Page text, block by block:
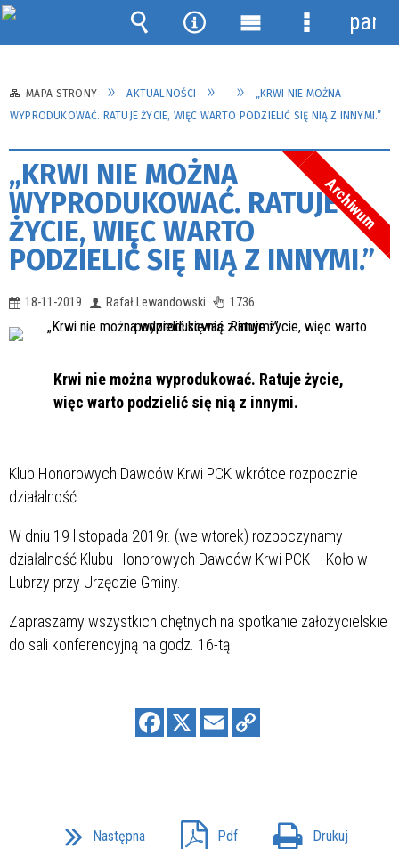
MAPA STRONY AKTUALNOŚCI
„KRWI NIE MOŻNA
WYPRODUKOWAĆ. RATUJE ŻYCIE, WIĘC WARTO PODZIELIĆ SIĘ NIĄ Z INNYMI.”
„KRWI NIE MOŻNA
WYPRODUKOWAĆ. RATUJE
ŻYCIE, WIĘC WARTO
PODZIELIĆ SIĘ NIĄ Z INNYMI.”
18-11-2019 Rafał Lewandowski 1736
Archiwum
Krwi nie można wyprodukować. Ratuje życie,
więc warto podzielić się nią z innymi.
Klub Honorowych Dawców Krwi PCK wkrótce rozpocznie
działalność.
W dniu 19 listopada 2019r. (we wtorek) rozpoczynamy
działalność Klubu Honorowych Dawców Krwi PCK – Koło w
Lubrzy przy Urzędzie Gminy.
Zapraszamy wszystkich chętnych na spotkanie założycielskie
do sali konferencyjną na godz. 16-tą
Następna Pdf Drukuj
Wyszukiwarka
Narzędzia
Menu Menu
panel